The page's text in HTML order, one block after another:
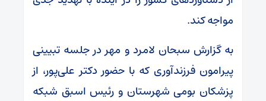
مواجه کند.
به گزارش سبحان لامرد و مهر در جلسه تبیینی
پیرامون فرزندآوری که با حضور دکتر علی‌پور، از
پزشکان بومی شهرستان و رئیس اسبق شبکه